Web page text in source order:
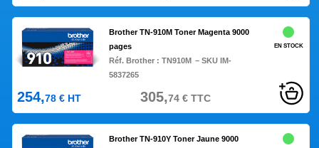
Brother TN-910M Toner Magenta 9000
pages
Réf. Brother :TN910M – SKU IM-
5837265
EN STOCK
254,78 € HT 305,74€TTC
Brother TN-910Y Toner Jaune 9000